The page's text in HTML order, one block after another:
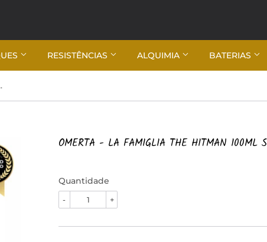
RESISTÊNCIAS ALQUIMIA BATERIAS
Shortfill
OMERTA - LA FAMIGLIA THE HITMAN 100ML
Quantidade
+
-